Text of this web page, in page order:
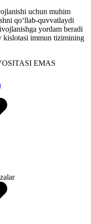
uchun muhim
qo‘llab-quvvatlaydi
yordam beradi
immun tizimining
EMAS